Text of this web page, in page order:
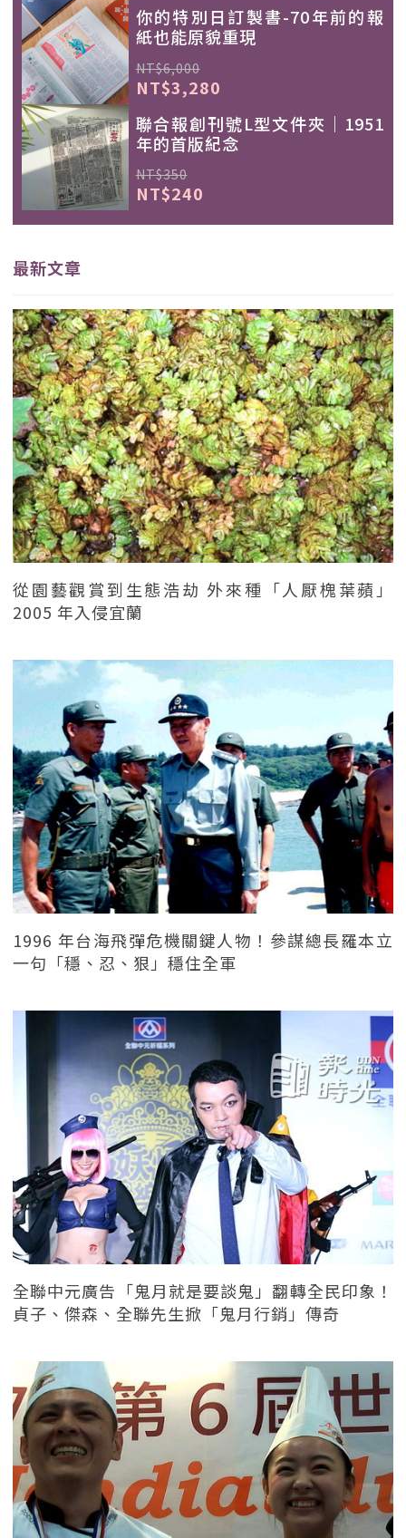
你的特別日訂製書-70年前的報
紙也能原貌重現
NT$6,000
NT$3,280
聯合報創刊號L型文件夾｜1951
年的首版紀念
NT$350
NT$240
最新文章
從園藝觀賞到生態浩劫 外來種「人厭槐葉蘋」
2005 年入侵宜蘭
1996 年台海飛彈危機關鍵人物！參謀總長羅本立
一句「穩、忍、狠」穩住全軍
全聯中元廣告「鬼月就是要談鬼」翻轉全民印象！
貞子、傑森、全聯先生掀「鬼月行銷」傳奇